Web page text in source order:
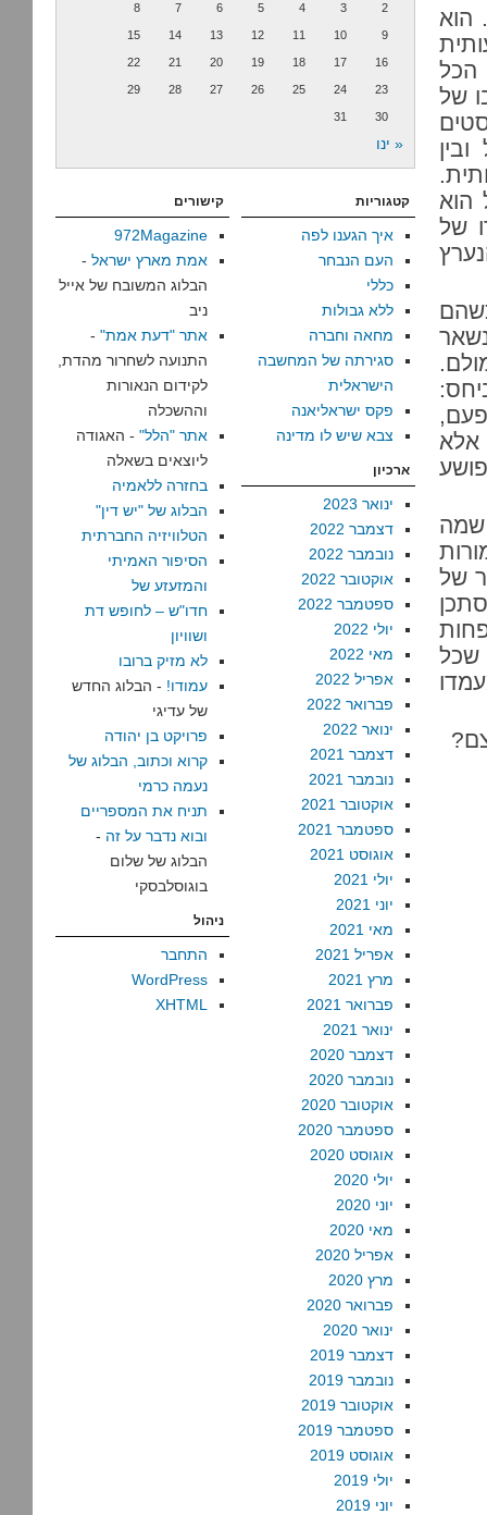
הוא
של
הוא
של
אלא
שמה
של
שכל
2
3
4
5
6
7
8
9
10
11
12
13
14
15
16
17
18
19
20
21
22
23
24
25
26
27
28
29
30
31
« ינו
קטגוריות
איך הגענו לפה
העם הנבחר
כללי
ללא גבולות
מחאה וחברה
סגירתה של המחשבה
הישראלית
פקס ישראליאנה
צבא שיש לו מדינה
ארכיון
ינואר 2023
דצמבר 2022
נובמבר 2022
אוקטובר 2022
ספטמבר 2022
יולי 2022
מאי 2022
אפריל 2022
פברואר 2022
ינואר 2022
דצמבר 2021
נובמבר 2021
אוקטובר 2021
ספטמבר 2021
אוגוסט 2021
יולי 2021
יוני 2021
מאי 2021
אפריל 2021
מרץ 2021
פברואר 2021
ינואר 2021
דצמבר 2020
נובמבר 2020
אוקטובר 2020
ספטמבר 2020
אוגוסט 2020
יולי 2020
יוני 2020
מאי 2020
אפריל 2020
מרץ 2020
פברואר 2020
ינואר 2020
דצמבר 2019
נובמבר 2019
אוקטובר 2019
ספטמבר 2019
אוגוסט 2019
יולי 2019
יוני 2019
קישורים
972Magazine
אמת מארץ ישראל -
הבלוג המשובח של אייל
ניב
אתר "דעת אמת" -
התנועה לשחרור מהדת,
לקידום הנאורות
וההשכלה
אתר "הלל" - האגודה
ליוצאים בשאלה
בחזרה ללאמיה
הבלוג של "יש דין"
הטלוויזיה החברתית
הסיפור האמיתי
והמזעזע של
חדו"ש – לחופש דת
ושוויון
לא מזיק ברובו
עמודו! - הבלוג החדש
של עדיגי
פרויקט בן יהודה
קרוא וכתוב, הבלוג של
נעמה כרמי
תניח את המספריים
ובוא נדבר על זה -
הבלוג של שלום
בוגוסלבסקי
ניהול
התחבר
WordPress
XHTML